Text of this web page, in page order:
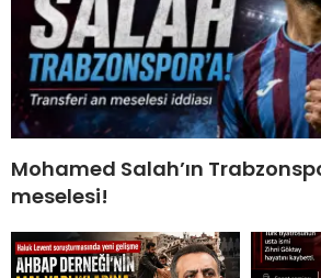
Mohamed Salah’ın
meselesi!